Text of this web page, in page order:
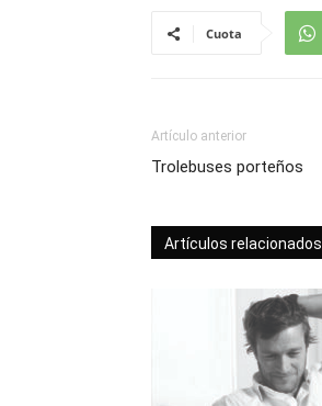
Cuota
Artículo anterior
Trolebuses porteños
Artículos relacionados